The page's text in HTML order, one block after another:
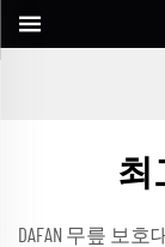
최
DAFAN 무릎 보